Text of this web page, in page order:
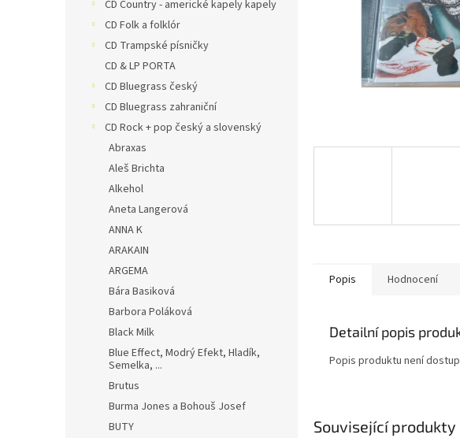
CD Country - americké kapely kapely
CD Folk a folklór
CD Trampské písničky
CD & LP PORTA
CD Bluegrass český
CD Bluegrass zahraniční
CD Rock + pop český a slovenský
Abraxas
Aleš Brichta
Alkehol
Aneta Langerová
ANNA K
ARAKAIN
ARGEMA
Bára Basiková
Barbora Poláková
Black Milk
Blue Effect, Modrý Efekt, Hladík,
Semelka, ...
Brutus
Burma Jones a Bohouš Josef
BUTY
Popis Hodnocení
Detailní popis
Popis produktu není
Související produkty